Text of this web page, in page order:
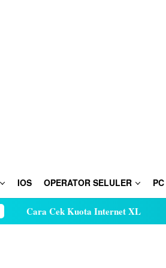
IOS OPERATOR SELULER PC
Cara Cek Kuota Internet XL